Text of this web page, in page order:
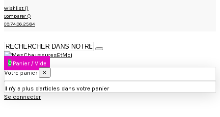
Wishlist ()
Comparer ()
09.74.06.25.84
0 Panier / Vide
Votre panier
×
Il n'y a plus d'articles dans votre panier
Se connecter